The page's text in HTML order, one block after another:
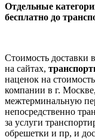
Отдельные
бесплатно до
Стоимость доставки
на сайтах,
наценок на
компании в г.
межтерминальную
непосредственно
за услуги
обрешетки и пр, и